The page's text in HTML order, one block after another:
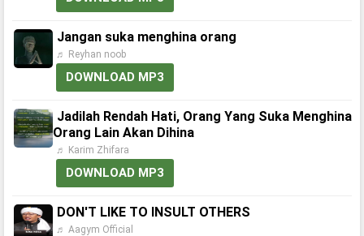
Jangan suka menghina orang
♬ Reyhan noob
DOWNLOAD MP3
Jadilah Rendah Hati, Orang Yang Suka Menghina
Orang Lain Akan Dihina
♬ Karim Zhifara
DOWNLOAD MP3
DON'T LIKE TO INSULT OTHERS
♬ Aagym Official